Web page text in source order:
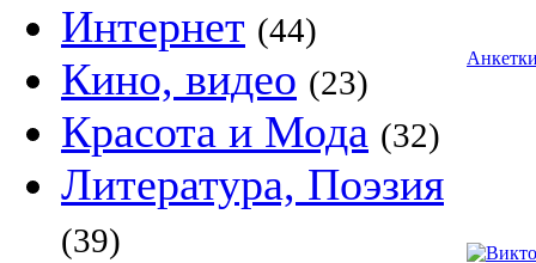
Интернет (44)
Кино, видео (23)
Красота и Мода (32)
Литература, Поэзия
(39)